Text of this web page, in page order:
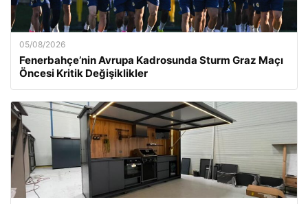
05/08/2026
Fenerbahçe’nin Avrupa Kadrosunda Sturm Graz Maçı
Öncesi Kritik Değişiklikler